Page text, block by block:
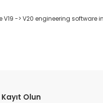
V19 -> V20 engineering
Olun